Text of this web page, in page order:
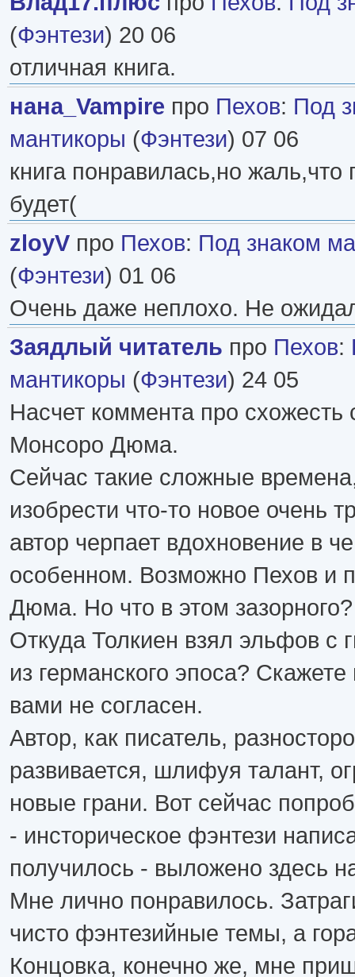
(Фэнтези) 20 06
отличная книга.
нана_Vampire про Пехов: Под
мантикоры (Фэнтези) 07 06
книга понравилась,но
будет(
zloyV про Пехов: Под знаком
(Фэнтези) 01 06
Очень даже неплохо. Не
Заядлый читатель про Пехов:
мантикоры (Фэнтези) 24 05
Насчет коммента про
Монсоро Дюма.
Сейчас такие сложные
изобрести что-то новое очень
автор черпает вдохновение в
особенном. Возможно Пехов и
Дюма. Но что в этом зазорного?
Откуда Толкиен взял эльфов с
из германского эпоса?
вами не согласен.
Автор, как писатель,
развивается, шлифуя талант,
новые грани. Вот сейчас
- инсторическое фэнтези
получилось - выложено здесь
Мне лично понравилось.
чисто фэнтезийные темы, а
Концовка, конечно же, мне